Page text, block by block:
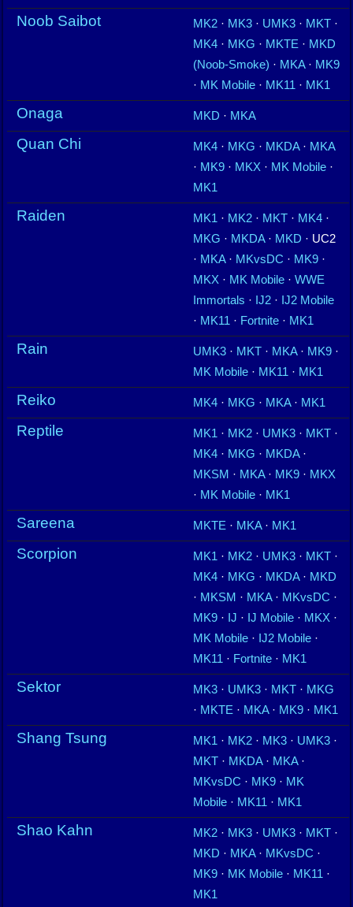
Noob Saibot MK2 · MK3 · UMK3 · MKT ·
MK4 · MKG · MKTE · MKD
(Noob-Smoke) · MKA· MK9
· MK Mobile · MK11 · MK1
Onaga MKD · MKA
Quan Chi MK4 · MKG · MKDA· MKA
· MK9 · MKX · MK Mobile ·
MK1
Raiden MK1 · MK2 · MKT · MK4 ·
MKG · MKDA· MKD · UC2
· MKA· MKvsDC · MK9 ·
MKX · MK Mobile · WWE
Immortals · IJ2 · IJ2 Mobile
· MK11 · Fortnite · MK1
Rain UMK3 · MKT · MKA· MK9 ·
MK Mobile · MK11 · MK1
Reiko MK4 · MKG · MKA· MK1
Reptile MK1 · MK2 · UMK3 · MKT ·
MK4 · MKG · MKDA·
MKSM · MKA· MK9 · MKX
· MK Mobile · MK1
Sareena MKTE · MKA· MK1
Scorpion MK1 · MK2 · UMK3 · MKT ·
MK4 · MKG · MKDA· MKD
· MKSM · MKA· MKvsDC ·
MK9 · IJ · IJ Mobile · MKX ·
MK Mobile · IJ2 Mobile ·
MK11 · Fortnite · MK1
Sektor MK3 · UMK3 · MKT · MKG
· MKTE · MKA· MK9 · MK1
Shang Tsung MK1 · MK2 · MK3 · UMK3 ·
MKT · MKDA· MKA·
MKvsDC · MK9 · MK
Mobile · MK11 · MK1
Shao Kahn MK2 · MK3 · UMK3 · MKT ·
MKD · MKA· MKvsDC ·
MK9 · MK Mobile · MK11 ·
MK1